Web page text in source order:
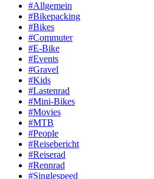
#Allgemein
#Bikepacking
#Bikes
#Commuter
#E-Bike
#Events
#Gravel
#Kids
#Lastenrad
#Mini-Bikes
#Movies
#MTB
#People
#Reisebericht
#Reiserad
#Rennrad
#Singlespeed